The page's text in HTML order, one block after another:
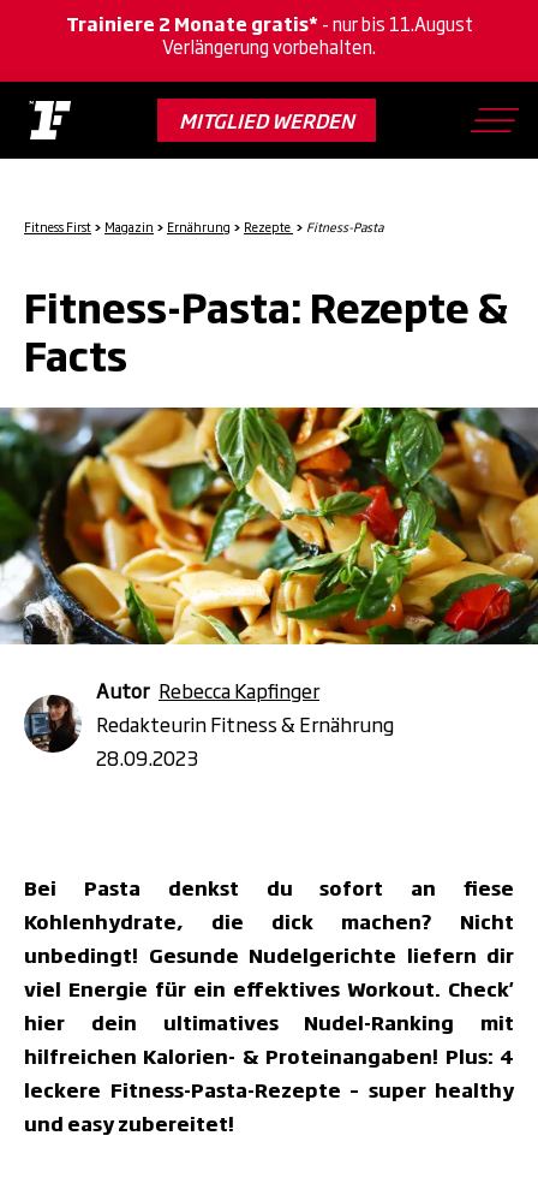
Skip
main
content
MITGLIED WERDEN
Trainiere 2 Monate gratis* - nur bis 11.August
Verlängerung vorbehalten.
Fitness First > Magazin > Ernährung > Rezepte > Fitness-Pasta
Fitness-Pasta: Rezepte &
Facts
Autor Rebecca Kapfinger
Redakteurin Fitness & Ernährung
28.09.2023
Bei Pasta denkst du sofort an fiese
Kohlenhydrate, die dick machen? Nicht
unbedingt! Gesunde Nudelgerichte liefern dir
viel Energie für ein effektives Workout. Check'
hier dein ultimatives Nudel-Ranking mit
hilfreichen Kalorien- & Proteinangaben! Plus: 4
leckere Fitness-Pasta-Rezepte – super healthy
und easy zubereitet!